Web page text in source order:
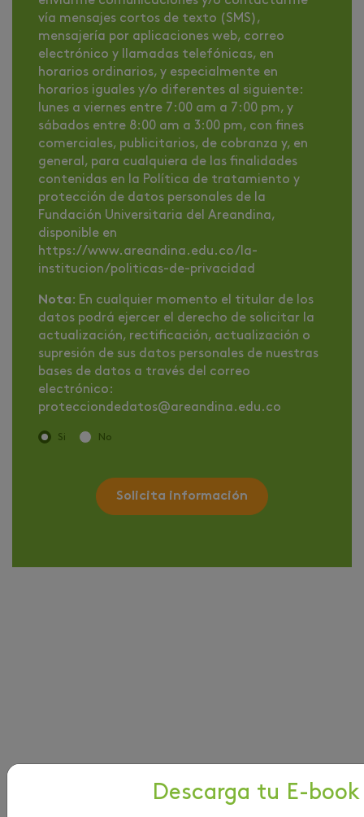
vía mensajes cortos de texto (SMS),
mensajería por aplicaciones web, correo
electrónico y llamadas telefónicas, en
horarios ordinarios, y especialmente en
horarios iguales y/o diferentes al siguiente:
lunes a viernes entre 7:00 am a 7:00 pm, y
sábados entre 8:00 am a 3:00 pm, con fines
comerciales, publicitarios, de cobranza y, en
general, para cualquiera de las finalidades
contenidas en la Política de tratamiento y
protección de datos personales de la
Fundación Universitaria del Areandina,
disponible en
https://www.areandina.edu.co/la-
institucion/politicas-de-privacidad
Nota: En cualquier momento el titular de los
datos podrá ejercer el derecho de solicitar la
actualización, rectificación, actualización o
supresión de sus datos personales de nuestras
bases de datos a través del correo
electrónico:
protecciondedatos@areandina.edu.co
Si No
Solicita información
Descarga tu E-book